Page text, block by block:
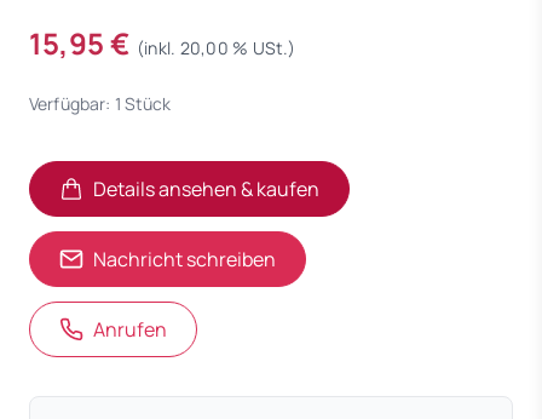
15,95 € (inkl. 20,00 % USt.)
Verfügbar: 1 Stück
Details ansehen & kaufen
(öffnet in neuem Tab)
(öffnet in neuem Tab)
Nachricht schreiben
Anrufen